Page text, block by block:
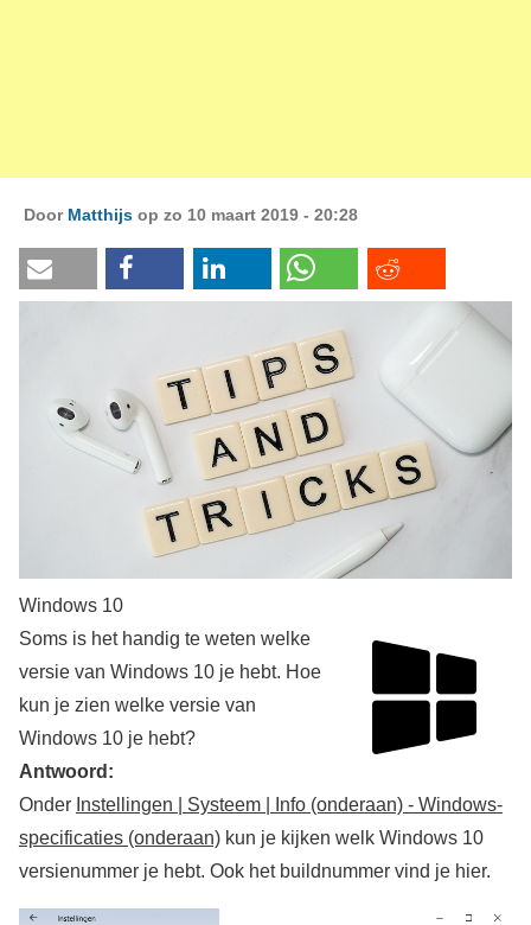
Door Matthijsop zo 10 maart 2019 - 20:28
Windows 10
Soms is het handig te weten welke
versie van Windows 10 je hebt. Hoe
kun je zien welke versie van
Windows 10 je hebt?
Antwoord:
Onder Instellingen | Systeem | Info (onderaan) - Windows-
specificaties (onderaan)kun je kijken welk Windows 10
versienummer je hebt. Ook het buildnummer vind je hier.